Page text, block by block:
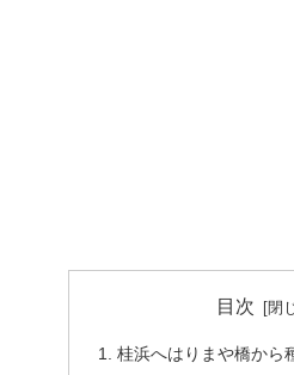
目次
桂浜へはりまや橋から